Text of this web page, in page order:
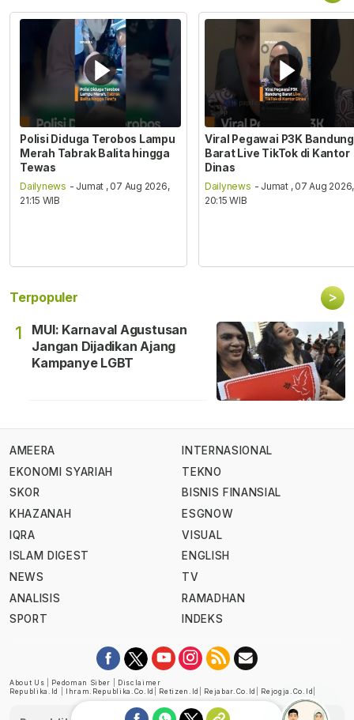
Polisi Diduga Terobos Lampu
Merah Tabrak Balita hingga
Tewas
Dailynews - Jumat , 07 Aug 2026,
21:15 WIB
Viral Pegawai P3K Bandung
Barat Live TikTok di Kantor
Dinas
Dailynews - Jumat , 07 Aug 2026,
20:15 WIB
Terpopuler >
1
MUI: Karnaval Agustusan
Jangan Dijadikan Ajang
Kampanye LGBT
AMEERA
EKONOMI SYARIAH
SKOR
KHAZANAH
IQRA
ISLAM DIGEST
NEWS
ANALISIS
SPORT
INTERNASIONAL
TEKNO
BISNIS FINANSIAL
ESGNOW
VISUAL
ENGLISH
TV
RAMADHAN
INDEKS
About Us Pedoman Siber
Disclaimer
Republika.id
Ihram.republika.co.id Retizen.id Rejabar.co.id Rejogja.co.id